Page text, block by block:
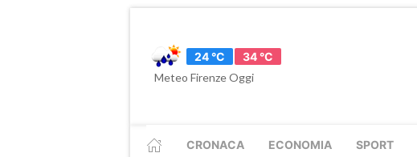
24 °C
34 °C
Meteo Firenze Oggi
CRONACA ECONOMIA SPORT